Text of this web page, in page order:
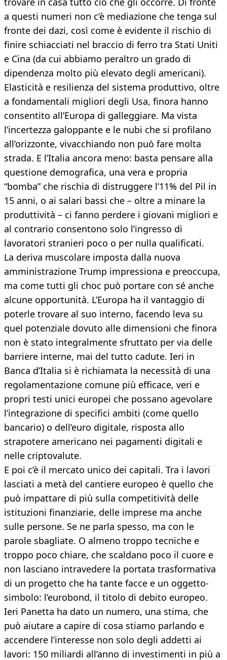
a questi numeri non c’è mediazione che tenga sul
fronte dei dazi, così come è evidente il rischio di
finire schiacciati nel braccio di ferro tra Stati Uniti
e Cina (da cui abbiamo peraltro un grado di
dipendenza molto più elevato degli americani).
Elasticità e resilienza del sistema produttivo, oltre
a fondamentali migliori degli Usa, finora hanno
consentito all’Europa di galleggiare. Ma vista
l’incertezza galoppante e le nubi che si profilano
all’orizzonte, vivacchiando non può fare molta
strada. E l’Italia ancora meno: basta pensare alla
questione demografica, una vera e propria
“bomba” che rischia di distruggere l’11% del Pil in
15 anni, o ai salari bassi che – oltre a minare la
produttività – ci fanno perdere i giovani migliori e
al contrario consentono solo l’ingresso di
lavoratori stranieri poco o per nulla qualificati.
La deriva muscolare imposta dalla nuova
amministrazione Trump impressiona e preoccupa,
ma come tutti gli choc può portare con sé anche
alcune opportunità. L’Europa ha il vantaggio di
poterle trovare al suo interno, facendo leva su
quel potenziale dovuto alle dimensioni che finora
non è stato integralmente sfruttato per via delle
barriere interne, mai del tutto cadute. Ieri in
Banca d’Italia si è richiamata la necessità di una
regolamentazione comune più efficace, veri e
propri testi unici europei che possano agevolare
l’integrazione di specifici ambiti (come quello
bancario) o dell’euro digitale, risposta allo
strapotere americano nei pagamenti digitali e
nelle criptovalute.
E poi c’è il mercato unico dei capitali. Tra i lavori
lasciati a metà del cantiere europeo è quello che
può impattare di più sulla competitività delle
istituzioni finanziarie, delle imprese ma anche
sulle persone. Se ne parla spesso, ma con le
parole sbagliate. O almeno troppo tecniche e
troppo poco chiare, che scaldano poco il cuore e
non lasciano intravedere la portata trasformativa
di un progetto che ha tante facce e un oggetto-
simbolo: l’eurobond, il titolo di debito europeo.
Ieri Panetta ha dato un numero, una stima, che
può aiutare a capire di cosa stiamo parlando e
accendere l’interesse non solo degli addetti ai
lavori: 150 miliardi all’anno di investimenti in più a